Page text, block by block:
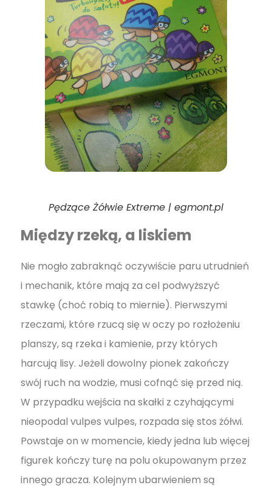
Pędzące Żółwie Extreme | egmont.pl
Między rzeką, a liskiem
Nie mogło zabraknąć oczywiście paru utrudnień
i mechanik, które mają za cel podwyższyć
stawkę (choć robią to miernie). Pierwszymi
rzeczami, które rzucą się w oczy po rozłożeniu
planszy, są rzeka i kamienie, przy których
harcują lisy. Jeżeli dowolny pionek zakończy
swój ruch na wodzie, musi cofnąć się przed nią.
W przypadku wejścia na skałki z czyhającymi
nieopodal vulpes vulpes, rozpada się stos żółwi.
Powstaje on w momencie, kiedy jedna lub więcej
figurek kończy turę na polu okupowanym przez
innego gracza. Kolejnym ubarwieniem są